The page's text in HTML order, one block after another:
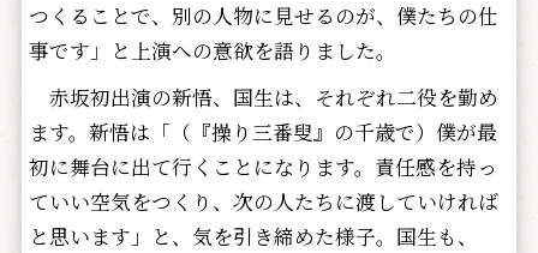
つくることで、別の人物に見せるのが、僕たちの仕
事です」と上演への意欲を語りました。
赤坂初出演の新悟、国生は、それぞれ二役を勤め
ます。新悟は「（『操り三番叟』の千歳で）僕が最
初に舞台に出て行くことになります。責任感を持っ
ていい空気をつくり、次の人たちに渡していければ
と思います」と、気を引き締めた様子。国生も、